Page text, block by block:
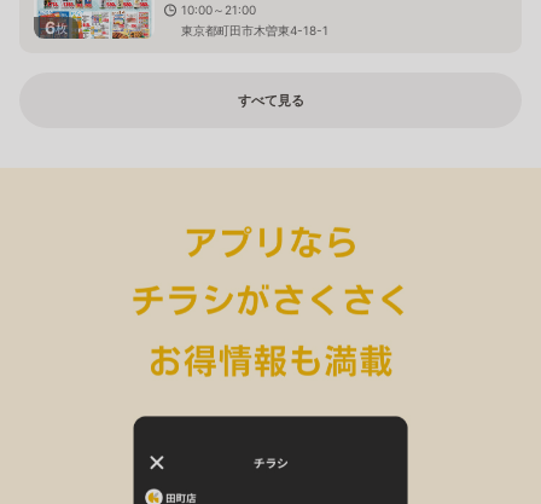
6枚
10:00～21:00
東京都町田市木曽東4-18-1
すべて見る